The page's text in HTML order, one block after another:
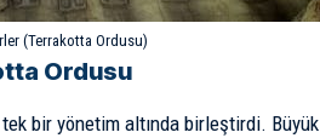
(Terrakotta Ordusu)
Ordusu
tek bir yönetim altında birleştirdi. Büyük